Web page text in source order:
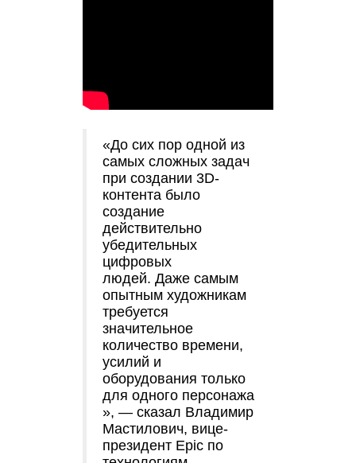
«До сих пор одной из
самых сложных задач
при создании 3D-
контента было
создание
действительно
убедительных
цифровых
людей. Даже самым
опытным художникам
требуется
значительное
количество времени,
усилий и
оборудования только
для одного персонажа
», — сказал Владимир
Мастилович, вице-
президент Epic по